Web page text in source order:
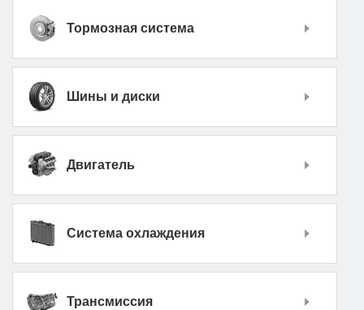
Тормозная система
Шины и диски
Двигатель
Система охлаждения
Трансмиссия